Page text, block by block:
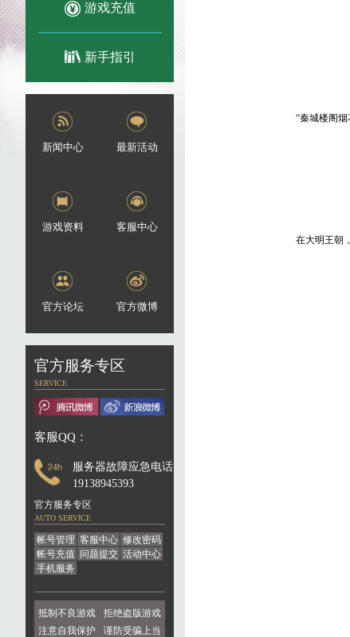
游戏充值
新手指引
新闻中心 最新活动
游戏资料 客服中心
官方论坛 官方微博
官方服务专区
SERVICE
客服QQ：
服务器故障应急电话：
19138945393
官方服务专区
AUTO SERVICE
帐号管理 客服中心 修改密码
帐号充值 问题提交 活动中心
手机服务
抵制不良游戏
拒绝盗版游戏
注意自我保护
谨防受骗上当
“秦城楼阁烟
在大明王朝